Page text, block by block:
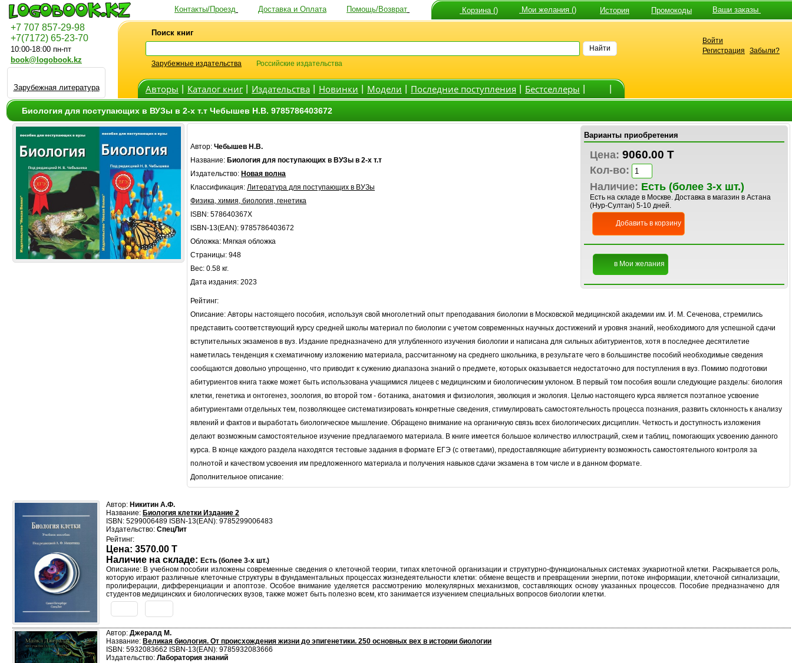
Контакты/Проезд Доставка и Оплата Помощь/Возврат Корзина () Мои желания () История Промокоды Ваши заказы
+7 707 857-29-98
+7(7172) 65-23-70
10:00-18:00 пн-пт
book@logobook.kz
Зарубежная литература
Поиск книг
Найти
Зарубежные издательства
Российские издательства
Авторы Каталог книг Издательства Новинки Модели Последние поступления Бестселлеры
Войти
Регистрация
Забыли?
Биология для поступающих в ВУЗы в 2-х т.т Чебышев Н.В. 9785786403672
Варианты приобретения
Цена: 9060.00 T
Кол-во:
Наличие: Есть (более 3-х шт.)
Есть на складе в Москве. Доставка в магазин в Астана
(Нур-Султан) 5-10 дней.
Добавить в корзину
в Мои желания
Автор: Чебышев Н.В.
Название: Биология для поступающих в ВУЗы в 2-х т.т
Издательство: Новая волна
Классификация: Литература для поступающих в ВУЗы
Физика, химия, биология, генетика
ISBN: 578640367X
ISBN-13(EAN): 9785786403672
Обложка: Мягкая обложка
Страницы: 948
Вес: 0.58 кг.
Дата издания: 2023
Рейтинг:
Описание: Авторы настоящего пособия, используя свой многолетний опыт преподавания биологии в Московской медицинской академии им. И. М. Сеченова, стремились
представить соответствующий курсу средней школы материал по биологии с учетом современных научных достижений и уровня знаний, необходимого для успешной сдачи
вступительных экзаменов в вуз. Издание предназначено для углубленного изучения биологии и написана для сильных абитуриентов, хотя в последнее десятилетие
наметилась тенденция к схематичному изложению материала, рассчитанному на среднего школьника, в результате чего в большинстве пособий необходимые сведения
сообщаются довольно упрощенно, что приводит к сужению диапазона знаний о предмете, которых оказывается недостаточно для поступления в вуз. Помимо подготовки
абитуриентов книга также может быть использована учащимися лицеев с медицинским и биологическим уклоном. В первый том пособия вошли следующие разделы: биология
клетки, генетика и онтогенез, зоология, во второй том - ботаника, анатомия и физиология, эволюция и экология. Целью настоящего курса является поэтапное усвоение
абитуриентами отдельных тем, позволяющее систематизировать конкретные сведения, стимулировать самостоятельность процесса познания, развить склонность к анализу
явлений и фактов и выработать биологическое мышление. Обращено внимание на органичную связь всех биологических дисциплин. Четкость и доступность изложения
делают возможным самостоятельное изучение предлагаемого материала. В книге имеется большое количество иллюстраций, схем и таблиц, помогающих усвоению данного
курса. В конце каждого раздела находятся тестовые задания в формате ЕГЭ (с ответами), предоставляющие абитуриенту возможность самостоятельного контроля за
полнотой и качеством усвоения им предложенного материала и получения навыков сдачи экзамена в том числе и в данном формате.
Дополнительное описание:
Автор: Никитин А.Ф.
Название: Биология клетки Издание 2
ISBN: 5299006489 ISBN-13(EAN): 9785299006483
Издательство: СпецЛит
Рейтинг:
Цена: 3570.00 T
Наличие на складе: Есть (более 3-х шт.)
Описание: В учебном пособии изложены современные сведения о клеточной теории, типах клеточной организации и структурно-функциональных системах эукариотной клетки. Раскрывается роль,
которую играют различные клеточные структуры в фундаментальных процессах жизнедеятельности клетки: обмене веществ и превращении энергии, потоке информации, клеточной сигнализации,
пролиферации, дифференциации и апоптозе. Особое внимание уделяется рассмотрению молекулярных механизмов, составляющих основу указанных процессов. Пособие предназначено для
студентов медицинских и биологических вузов, также может быть полезно всем, кто занимается изучением специальных вопросов биологии клетки.
Автор: Джералд М.
Название: Великая биология. От происхождения жизни до эпигенетики. 250 основных вех в истории биологии
ISBN: 5932083662 ISBN-13(EAN): 9785932083666
Издательство: Лаборатория знаний